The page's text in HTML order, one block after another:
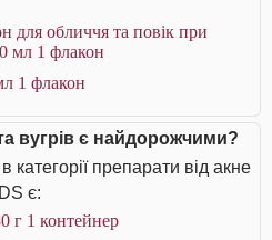
для обличчя та повік при
мл 1 флакон
1 флакон
вугрів є найдорожчими?
препарати від акне
є:
г 1 контейнер